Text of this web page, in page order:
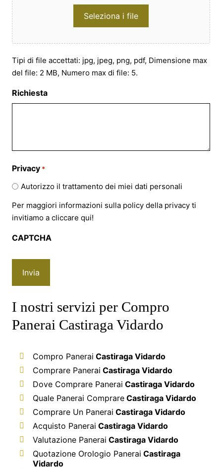
Seleziona i file
Tipi di file accettati: jpg, jpeg, png, pdf, Dimensione max
del file: 2 MB, Numero max di file: 5.
Richiesta
Privacy *
Autorizzo il trattamento dei miei dati personali
Per maggiori informazioni sulla policy della privacy ti
invitiamo a cliccare qui!
CAPTCHA
I nostri servizi per Compro
Panerai Castiraga Vidardo
Compro Panerai Castiraga Vidardo
Comprare Panerai Castiraga Vidardo
Dove Comprare Panerai Castiraga Vidardo
Quale Panerai Comprare Castiraga Vidardo
Comprare Un Panerai Castiraga Vidardo
Acquisto Panerai Castiraga Vidardo
Valutazione Panerai Castiraga Vidardo
Quotazione Orologio Panerai Castiraga
Vidardo